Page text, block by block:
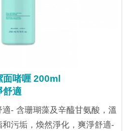
面啫喱 200ml
舒適
- 含珊瑚藻及辛醯甘氨酸，溫
污垢，煥然淨化，爽淨舒適-